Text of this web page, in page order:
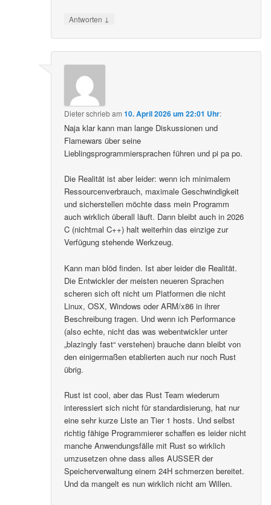
Antworten ↓
Dieterschriebam10. April 2026 um 22:01 Uhr:
Naja klar kann man lange Diskussionen und
Flamewars über seine
Lieblingsprogrammiersprachen führen und pi pa po.
Die Realität ist aber leider: wenn ich minimalem
Ressourcenverbrauch, maximale Geschwindigkeit
und sicherstellen möchte dass mein Programm
auch wirklich überall läuft. Dann bleibt auch in 2026
C (nichtmal C++) halt weiterhin das einzige zur
Verfügung stehende Werkzeug.
Kann man blöd finden. Ist aber leider die Realität.
Die Entwickler der meisten neueren Sprachen
scheren sich oft nicht um Platformen die nicht
Linux, OSX, Windows oder ARM/x86 in ihrer
Beschreibung tragen. Und wenn ich Performance
(also echte, nicht das was webentwickler unter
„blazingly fast“ verstehen) brauche dann bleibt von
den einigermaßen etablierten auch nur noch Rust
übrig.
Rust ist cool, aber das Rust Team wiederum
interessiert sich nicht für standardisierung, hat nur
eine sehr kurze Liste an Tier 1 hosts. Und selbst
richtig fähige Programmierer schaffen es leider nicht
manche Anwendungsfälle mit Rust so wirklich
umzusetzen ohne dass alles AUSSER der
Speicherverwaltung einem 24H schmerzen bereitet.
Und da mangelt es nun wirklich nicht am Willen.